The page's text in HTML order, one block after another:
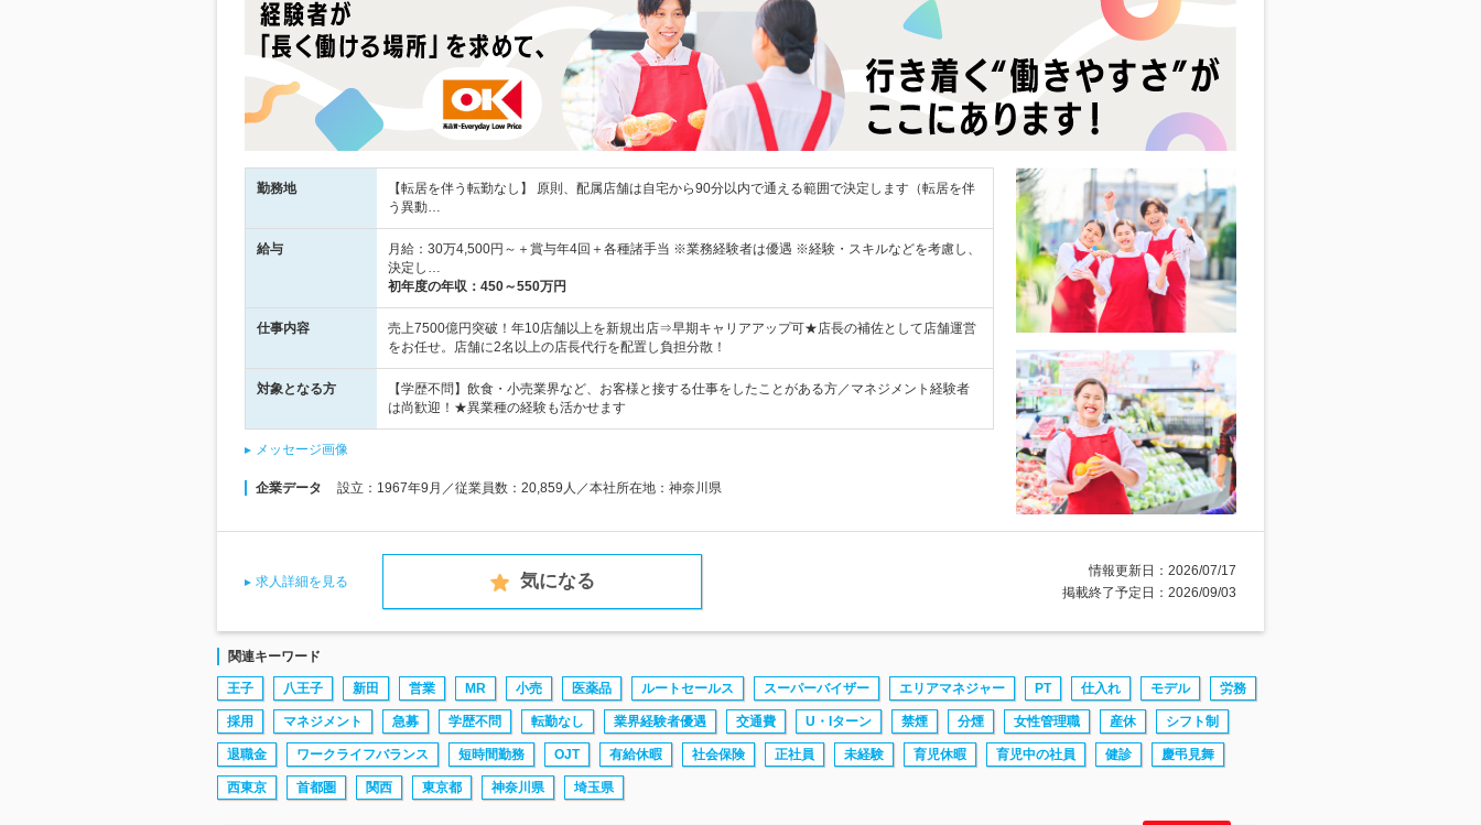
勤務地
【転居を伴う転勤なし】 原則、配属店舗は自宅から90分以内で通える範囲で決定します（転居を伴
う異動…
給与
月給：30万4,500円～＋賞与年4回＋各種諸手当 ※業務経験者は優遇 ※経験・スキルなどを考慮し、
決定し…
初年度の年収： 450～550万円
仕事内容
売上7500億円突破！年10店舗以上を新規出店⇒早期キャリアアップ可★店長の補佐として店舗運営
をお任せ。店舗に2名以上の店長代行を配置し負担分散！
対象となる方
【学歴不問】飲食・小売業界など、お客様と接する仕事をしたことがある方／マネジメント経験者
は尚歓迎！★異業種の経験も活かせます
メッセージ画像
企業データ 設立：1967年9月／従業員数：20,859人／本社所在地：神奈川県
求人詳細を見る 気になる
情報更新日：2026/07/17
掲載終了予定日：2026/09/03
関連キーワード
王子 八王子 新田 営業 MR 小売 医薬品 ルートセールス スーパーバイザー エリアマネジャー PT 仕入れ モデル 労務
採用 マネジメント 急募 学歴不問 転勤なし 業界経験者優遇 交通費 U・Iターン 禁煙 分煙 女性管理職 産休 シフト制
退職金 ワークライフバランス 短時間勤務 OJT 有給休暇 社会保険 正社員 未経験 育児休暇 育児中の社員 健診 慶弔見舞
西東京 首都圏 関西 東京都 神奈川県 埼玉県